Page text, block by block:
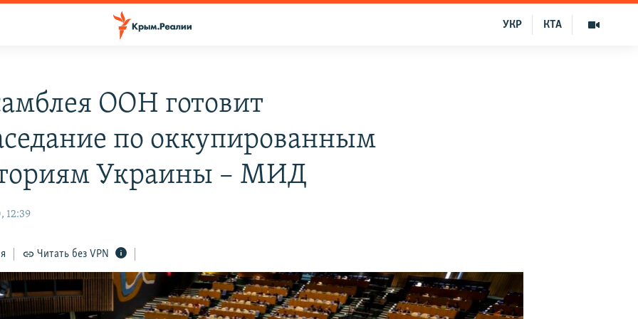
КТА
УКР
ООН готовит
по оккупированным
Украины – МИД
12:39
Читать без VPN